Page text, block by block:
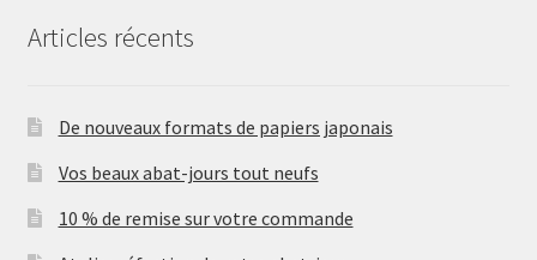
Articles récents
De nouveaux formats de papiers japonais
Vos beaux abat-jours tout neufs
10 % de remise sur votre commande